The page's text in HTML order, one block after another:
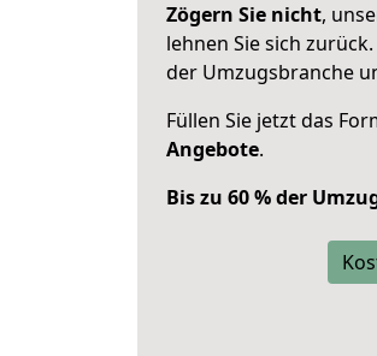
Zögern Sie nicht,
lehnen Sie sich zurück.
der Umzugsbranche
Füllen Sie jetzt das
Angebote.
Bis zu 60 % der